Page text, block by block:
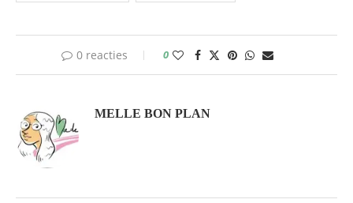
0 reacties 0
MELLE BON PLAN